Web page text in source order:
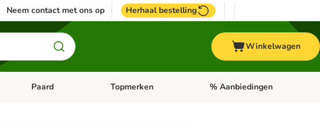
Neem contact met ons op Herhaal bestelling
Winkelwagen
menu: VisOpen categorie menu: Vogel
Paard Open categorie menu: Paard
Topmerken Open categorie menu:
% Aanbiedingen